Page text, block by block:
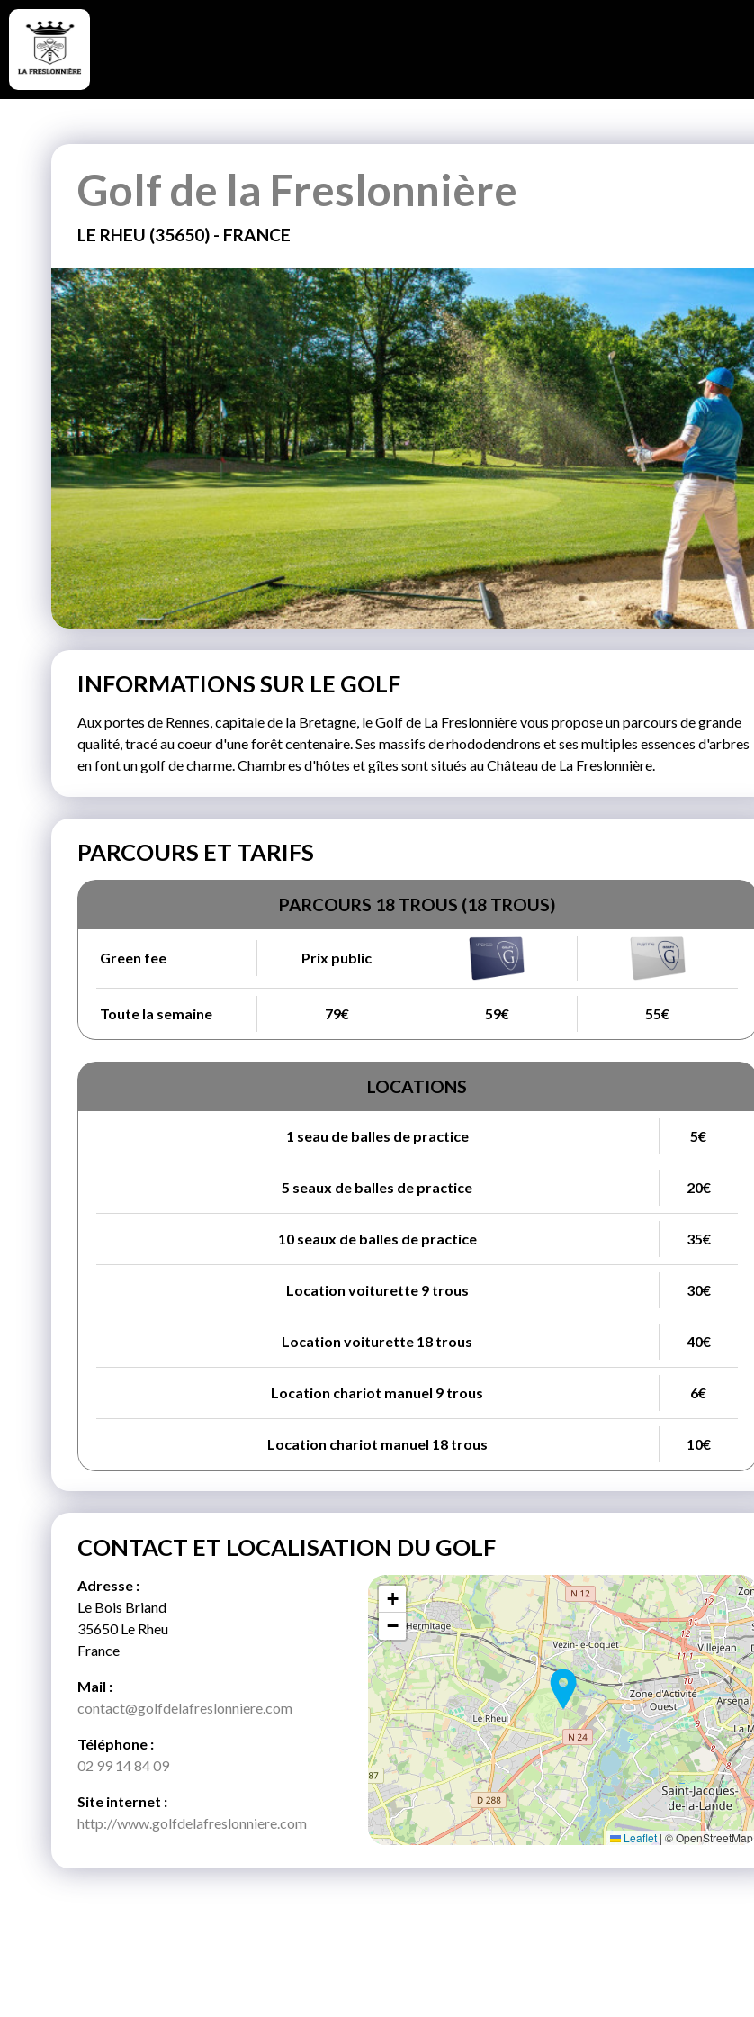
Golf de la Freslonnière
LE RHEU (35650) - FRANCE
INFORMATIONS SUR LE GOLF
Aux portes de Rennes, capitale de la Bretagne, le Golf de La Freslonnière vous propose un parcours de grande
qualité, tracé au coeur d'une forêt centenaire. Ses massifs de rhododendrons et ses multiples essences d'arbres
en font un golf de charme. Chambres d'hôtes et gîtes sont situés au Château de La Freslonnière.
PARCOURS ET TARIFS
PARCOURS 18 TROUS (18 TROUS)
Green fee Prix public
Toute la semaine 79€ 59€ 55€
LOCATIONS
1 seau de balles de practice 5€
5 seaux de balles de practice 20€
10 seaux de balles de practice 35€
Location voiturette 9 trous 30€
Location voiturette 18 trous 40€
Location chariot manuel 9 trous 6€
Location chariot manuel 18 trous 10€
CONTACT ET LOCALISATION DU GOLF
Adresse :
Le Bois Briand
35650 Le Rheu
France
Mail :
contact@golfdelafreslonniere.com
Téléphone :
02 99 14 84 09
Site internet :
http://www.golfdelafreslonniere.com
+
−
Leaflet | © OpenStreetMap